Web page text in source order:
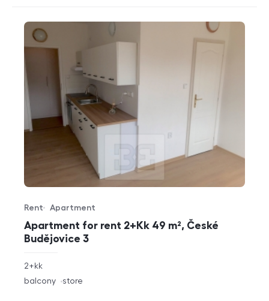
Apartment for rent 2+Kk 49 m², České
Budějovice 3
Offer type
Rent
Property type
Apartment
rozměry
2+kk
funkce
balcony store